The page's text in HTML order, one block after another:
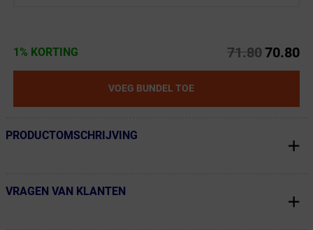
1% KORTING 71.8070.80
VOEG BUNDEL TOE
← Terug naar productnavigatie
PRODUCTOMSCHRIJVING
← Terug naar productnavigatie
VRAGEN VAN KLANTEN